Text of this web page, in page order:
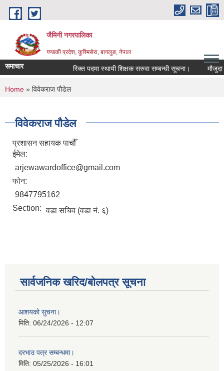
Skip to main content
जैमिनी नगरपालिका
गण्डकी प्रदेश, कुश्मिसेरा, बागलुङ, नेपाल
समाचार रिक्त पदमा स्थायी शिक्षक सरुवा सम्बन्धी सूचना। मौजुदा
You are here
Home » विवेकराज पौडेल
विवेकराज पौडेल
प्रशासन सहायक पाचौँ
ईमेल:
arjewawardoffice@gmail.com
फोन:
9847795162
Section: वडा सचिव (वडा नं. ६)
सार्वजनिक खरिद/बोलपत्र सूचना
आशयको सुचना।
मिति: 06/24/2026 - 12:07
दरभाउ पत्र सम्बन्धमा।
मिति: 05/25/2026 - 16:01